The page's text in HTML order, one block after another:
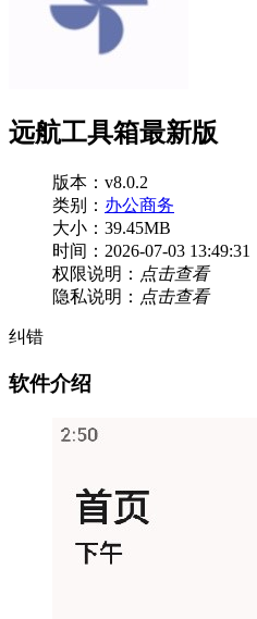
远航工具箱最新版
版本：v8.0.2
类别： 办公商务
大小：39.45MB
时间：2026-07-03 13:49:31
权限说明： 点击查看
隐私说明： 点击查看
纠错
软件介绍